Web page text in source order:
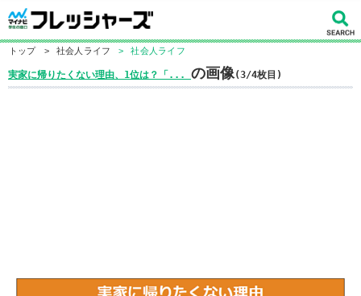
トップ > 社会人ライフ > 社会人ライフ
実家に帰りたくない理由、1位は？「... の画像(3/4枚目)